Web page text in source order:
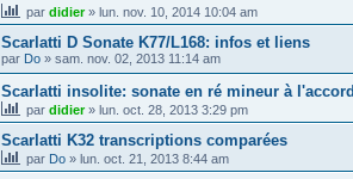
par didier» lun. nov. 10, 2014 10:04 am
Scarlatti D Sonate K77/L168: infos et liens
par Do » sam. nov. 02, 2013 11:14 am
Scarlatti insolite: sonate en ré mineur à
par didier» lun. oct. 28, 2013 3:29 pm
Scarlatti K32 transcriptions comparées
par Do » lun. oct. 21, 2013 8:44 am